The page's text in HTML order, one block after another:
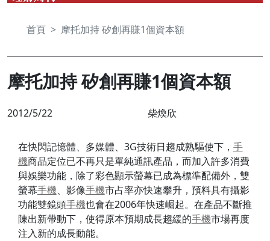
首頁 摩托加持 矽創再賺1個資本額
摩托加持 矽創再賺1個資本額
2012/5/22 柴煥欣
在快閃記憶體、多媒體、3G技術日趨成熟驅使下， 手
機商品定位已不再只是單純通訊產品，而加入許多消費
與娛樂功能，除了彩色顯示螢幕已成為標準配備外，雙
螢幕手機、影像手機市占率亦快速攀升，預料具有攝影
功能雙鏡頭手機也會在2006年快速崛起。在產品不斷推
陳出新帶動下，使得原本預期成長趨緩的手機市場再度
注入新的成長動能。